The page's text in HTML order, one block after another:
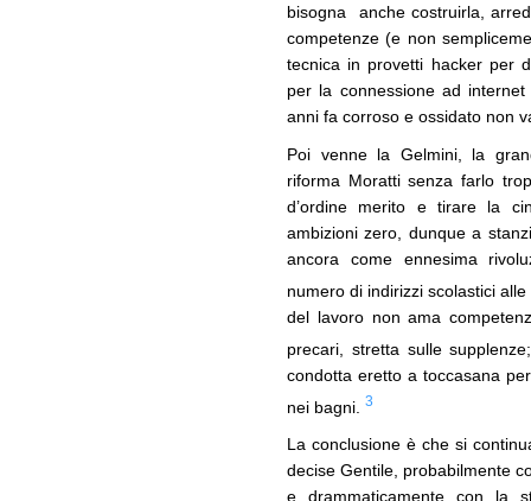
bisogna anche costruirla,
competenze (e non
tecnica in provetti hacker per
per la connessione ad
anni fa corroso e ossidato non
Poi venne la Gelmini, la
riforma Moratti senza farlo
d’ordine merito e tirare la
ambizioni zero, dunque a
ancora come ennesima
numero di indirizzi scolastici
del lavoro non ama
precari, stretta sulle
condotta eretto a toccasana
nei bagni. 3
La conclusione è che si
decise Gentile, probabilmente
e drammaticamente con la